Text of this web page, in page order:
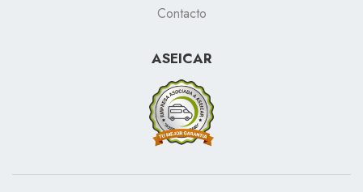
Contacto
ASEICAR